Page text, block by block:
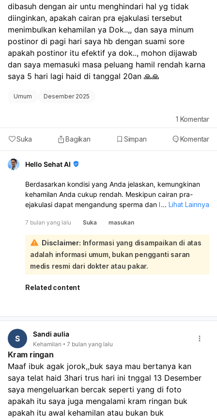
melakukan tes kehamilan jika Anda mengalami
keterlambatan menstruasi. Jika Anda ingin menunda
kehamilan, penting untuk menggunakan metode
kontrasepsi yang efektif dan konsisten, seperti kondom,
pil KB, atau metode lain yang telah Anda diskusikan
dibasuh dengan air untu menghindari hal yg tidak
diinginkan, apakah cairan pra ejakulasi tersebut
menimbulkan kehamilan ya Dok..,, dan saya minum
postinor di pagi hari saya hb dengan suami sore
apakah postinor itu efektif ya dok.., mohon dijawab
dan saya memasuki masa peluang hamil rendah karna
saya 5 hari lagi haid di tanggal 20an 🙏🙏
Umum Desember 2025
Suka Bagikan Simpan Komentar
1 Komentar
Hello Sehat AI
Berdasarkan kondisi yang Anda jelaskan, kemungkinan
kehamilan Anda cukup rendah. Meskipun cairan pra-
ejakulasi dapat mengandung sperma dan berpotensi
sudah mengeluarkan sperma secara manual sebelumnya
dan membersihkan diri, serta penetrasi yang hanya
sebentar, sangat mengurangi jumlah sperma aktif yang
mungkin masuk ke vagina:
Selain itu, Anda telah mengonsumsi pil Postinor di pagi
hari setelah berhubungan intim di sore hari. Pil
kontrasepsi darurat seperti Postinor efektif mencegah
rentang efektif tersebut. Faktor lain yang mengurangi
menunjukkan Anda berada di luar masa subur, di mana
peluang kehamilan secara alami memang lebih rendah.
Meskipun demikian, tidak ada metode yang 100% efektif.
Anda disarankan untuk memantau siklus haid Anda. Jika
haid Anda terlambat, lakukan tes kehamilan untuk
memastikan.
... Lihat Lainnya
7 bulan yang lalu Suka masukan
Disclaimer: Informasi yang disampaikan di atas
adalah informasi umum, bukan pengganti saran
medis resmi dari dokter atau pakar.
Related content
S Sandi aulia
Kehamilan 7 bulan yang lalu
Kram ringan
Maaf ibuk agak jorok,,buk saya mau bertanya kan
saya telat haid 3hari trus hari ini tnggal 13 Desember
saya mengeluarkan bercak seperti yang di foto
apakah itu saya juga mengalami kram ringan buk
apakah itu awal kehamilan atau bukan buk